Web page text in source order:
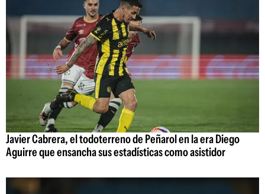
Javier Cabrera, el todoterreno de Peñarol en la era Diego
Aguirre que ensancha sus estadísticas como asistidor